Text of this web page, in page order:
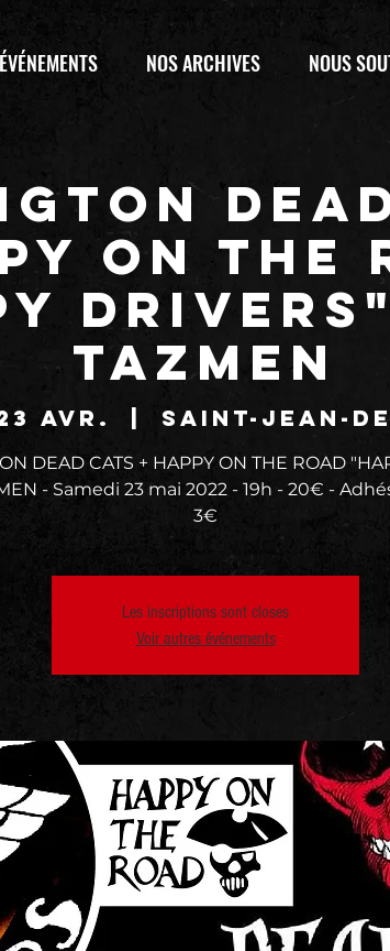
NOS ARCHIVES NOUS
ON THE
TAZMEN
avr. Saint-Jean-
DEAD CATS + HAPPY ON THE ROAD
- Samedi 23 mai 2022 - 19h - 20€ -
3€
Les inscriptions sont closes
Voir autres événements